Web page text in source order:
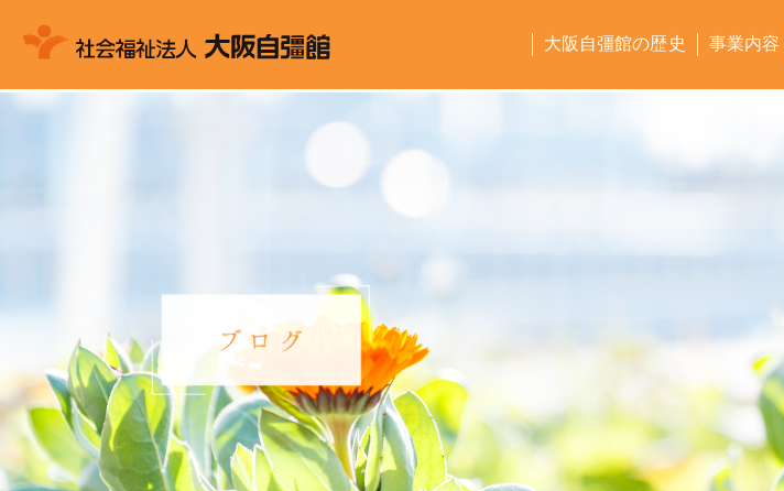
大阪自彊館の歴史 事業内容